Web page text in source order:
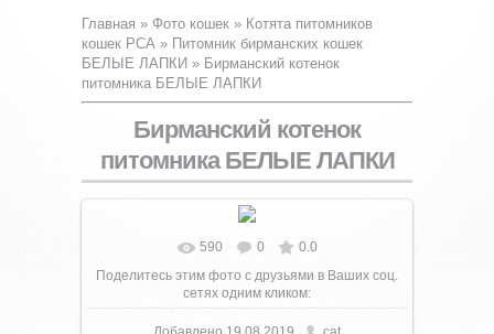
Главная » Фото кошек » Котята питомников
кошек PCA » Питомник бирманских кошек
БЕЛЫЕ ЛАПКИ » Бирманский котенок
питомника БЕЛЫЕ ЛАПКИ
Бирманский котенок
питомника БЕЛЫЕ ЛАПКИ
В реальном размере 1000x1120
590 0
0.0
Поделитесь этим фото с друзьями в Ваших соц.
сетях одним кликом: